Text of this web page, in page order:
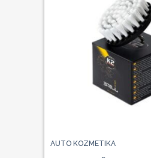
AUTO KOZMETIKA